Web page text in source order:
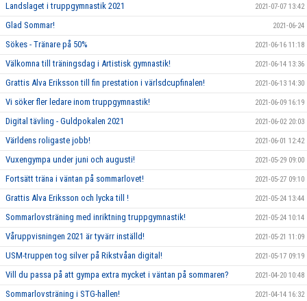
Landslaget i truppgymnastik 2021 2021-07-07 13:42
Glad Sommar! 2021-06-24
Sökes - Tränare på 50% 2021-06-16 11:18
Välkomna till träningsdag i Artistisk gymnastik! 2021-06-14 13:36
Grattis Alva Eriksson till fin prestation i värlsdcupfinalen! 2021-06-13 14:30
Vi söker fler ledare inom truppgymnastik! 2021-06-09 16:19
Digital tävling - Guldpokalen 2021 2021-06-02 20:03
Världens roligaste jobb! 2021-06-01 12:42
Vuxengympa under juni och augusti! 2021-05-29 09:00
Fortsätt träna i väntan på sommarlovet! 2021-05-27 09:10
Grattis Alva Eriksson och lycka till ! 2021-05-24 13:44
Sommarlovsträning med inriktning truppgymnastik! 2021-05-24 10:14
Våruppvisningen 2021 är tyvärr inställd! 2021-05-21 11:09
USM-truppen tog silver på Rikstvåan digital! 2021-05-17 09:19
Vill du passa på att gympa extra mycket i väntan på sommaren? 2021-04-20 10:48
Sommarlovsträning i STG-hallen! 2021-04-14 16:32